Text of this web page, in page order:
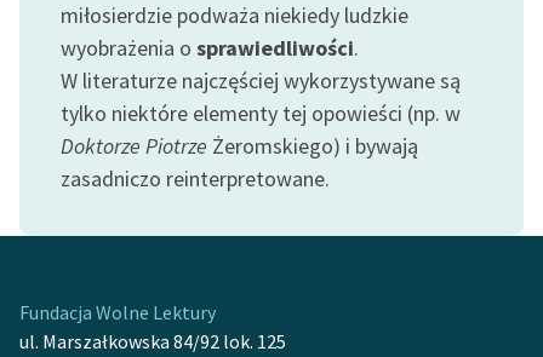
Odkurzamy bohaterów
Szkoła Poezji Wolnych
Lektur
O nas
Zespół
miłosierdzie podważa niekiedy ludzkie
wyobrażenia o sprawiedliwości.
W literaturze najczęściej wykorzystywane są
tylko niektóre elementy tej opowieści (np. w
Doktorze Piotrze Żeromskiego) i bywają
zasadniczo reinterpretowane.
Fundacja Wolne Lektury
ul. Marszałkowska 84/92 lok. 125